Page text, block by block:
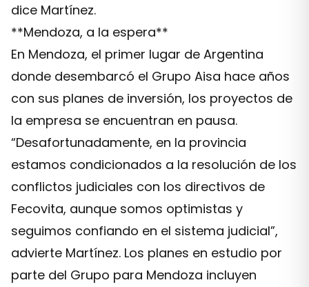
dice Martínez.
**Mendoza, a la espera**
En Mendoza, el primer lugar de Argentina
donde desembarcó el Grupo Aisa hace años
con sus planes de inversión, los proyectos de
la empresa se encuentran en pausa.
“Desafortunadamente, en la provincia
estamos condicionados a la resolución de los
conflictos judiciales con los directivos de
Fecovita, aunque somos optimistas y
seguimos confiando en el sistema judicial”,
advierte Martínez. Los planes en estudio por
parte del Grupo para Mendoza incluyen